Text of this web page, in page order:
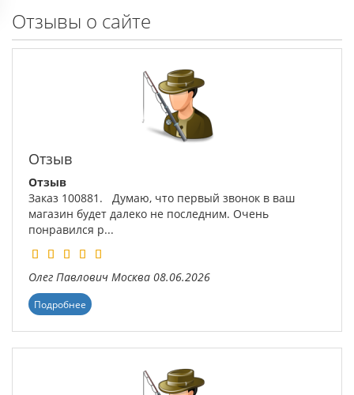
Отзывы о сайте
Отзыв
Отзыв
Заказ 100881. Думаю, что первый звонок в ваш
магазин будет далеко не последним. Очень
понравился р...
Олег Павлович Москва 08.06.2026
Подробнее